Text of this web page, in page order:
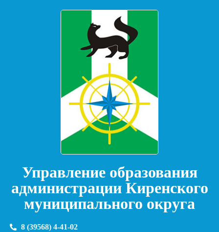
Управление образования
администрации Киренского
муниципального округа
8 (39568) 4-41-02